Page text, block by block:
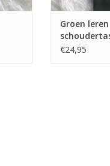
Groen leren
€24,95